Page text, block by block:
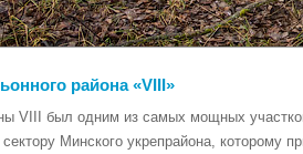
района «VIII»
VIII был одним из самых мощных
Минского укрепрайона, которому